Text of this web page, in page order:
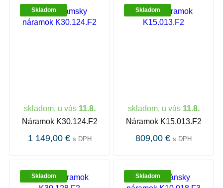
Skladom
skladom, u vás 11.8.
Náramok K30.124.F2
1 149,00 € s DPH
Skladom
skladom, u vás 11.8.
Náramok K15.013.F2
809,00 € s DPH
Skladom Skladom